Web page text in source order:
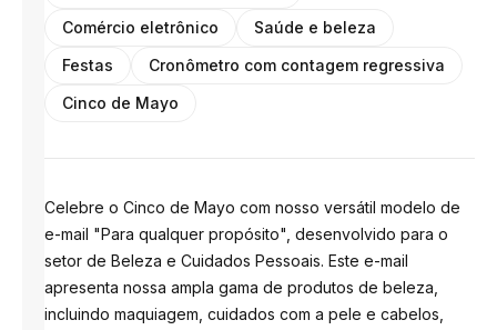
Comércio eletrônico
Saúde e beleza
Festas
Cronômetro com contagem regressiva
Cinco de Mayo
Celebre o Cinco de Mayo com nosso versátil modelo de
e-mail "Para qualquer propósito", desenvolvido para o
setor de Beleza e Cuidados Pessoais. Este e-mail
apresenta nossa ampla gama de produtos de beleza,
incluindo maquiagem, cuidados com a pele e cabelos,